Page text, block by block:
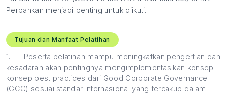
Perbankan menjadi penting untuk diikuti.
Tujuan dan Manfaat Pelatihan
1.
Peserta pelatihan mampu meningkatkan pengertian dan
kesadaran akan pentingnya mengimplementasikan konsep-
konsep best practices dari Good Corporate Governance
(GCG) sesuai standar Internasional yang tercakup dalam